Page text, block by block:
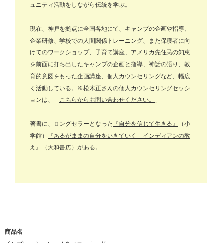
ュニティ活動をしながら伝統を学ぶ。
現在、神戸を拠点に全国各地にて、キャンプの企画や指導、
企業研修、学校での人間関係トレーニング、また保護者に向
けてのワークショップ、子育て講座、アメリカ先住民の知恵
を前面に打ち出したキャンプの企画と指導、神話の語り、教
育的意図をもった企画講座、個人カウンセリングなど、幅広
く活動している。※松木正さんの個人カウンセリングセッシ
ョンは、「 こちらからお問い合わせください。 」
著書に、ロングセラーとなった 『自分を信じて生きる』
（小
学館）
『あるがままの自分をいきていく インディアンの教
え』
（大和書房） がある。
商品名